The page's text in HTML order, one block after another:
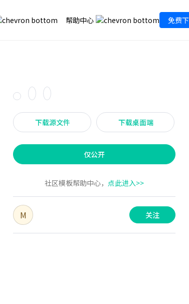
帮助中心 免费
下载源文件 下载桌面端
仅公开
社区模板帮助中心， 点此进入>>
M 关注